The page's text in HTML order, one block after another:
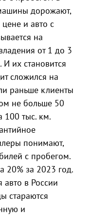
дорожают,
и авто с
на
от 1 до 3
их становится
сложился на
раньше клиенты
не больше 50
100 тыс. км.
понимают,
с пробегом.
20% за 2023 год.
авто в России
стараются
и